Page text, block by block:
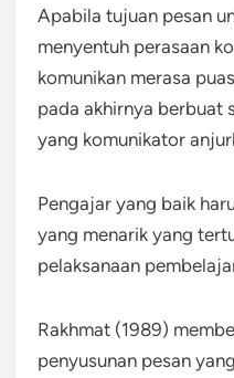
Apabila tujuan pesan
menyentuh perasaan
komunikan merasa
pada akhirnya berbuat
yang komunikator
Pengajar yang baik
yang menarik yang
pelaksanaan
Rakhmat (1989)
penyusunan pesan